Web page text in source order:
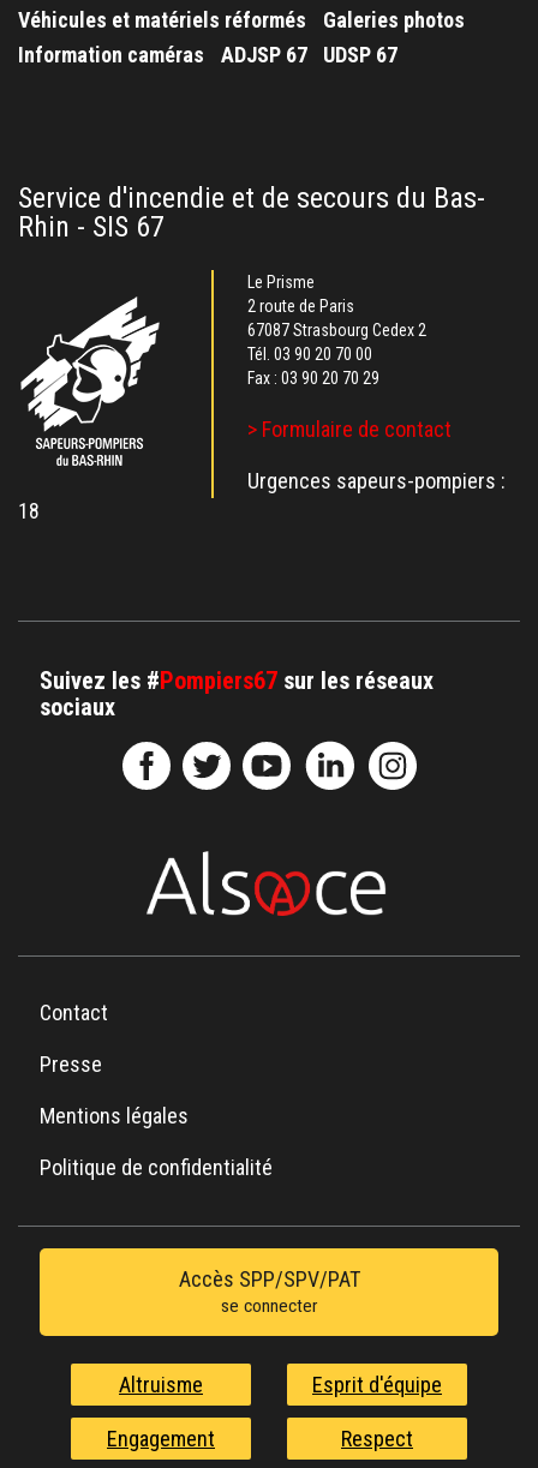
Véhicules et matériels réformés
Galeries photos
Information caméras
ADJSP 67 UDSP 67
Service d'incendie et de secours du Bas-
Rhin - SIS 67
Le Prisme
2 route de Paris
67087 Strasbourg Cedex 2
Tél. 03 90 20 70 00
Fax : 03 90 20 70 29
> Formulaire de contact
Urgences sapeurs-pompiers :
18
Suivez les #Pompiers67 sur les réseaux
sociaux
Contact
Presse
Mentions légales
Politique de confidentialité
Accès SPP/SPV/PAT
se connecter
Altruisme Esprit d'équipe
Engagement Respect